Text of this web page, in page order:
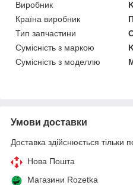
Виробник
Країна виробник
Тип запчастини
Сумісність з маркою
Сумісність з моделлю
Умови доставки
Доставка здійснюється тільки
Нова Пошта
Магазини Rozetka